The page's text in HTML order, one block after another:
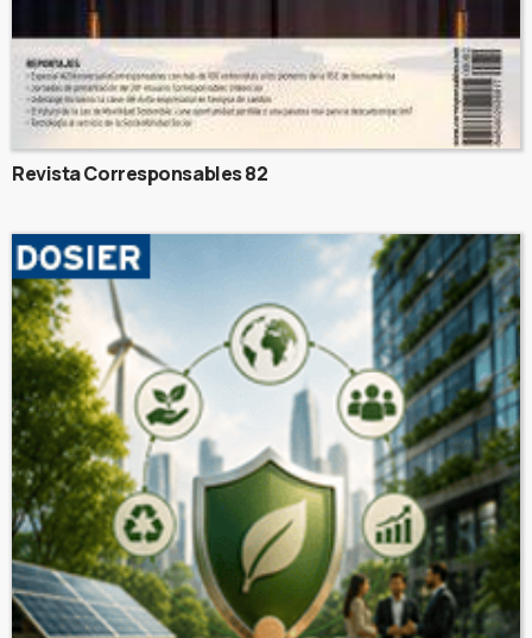
Revista Corresponsables 82